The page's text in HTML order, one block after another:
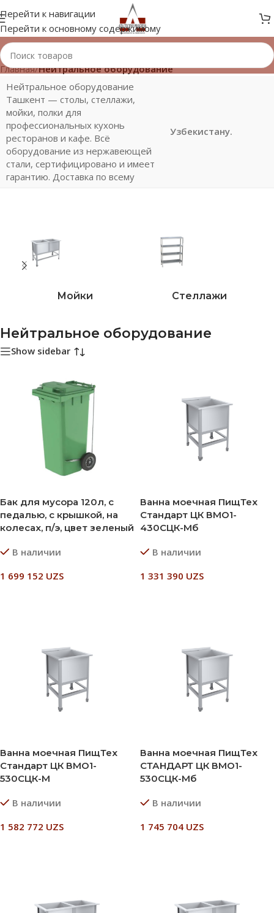
Перейти к навигации
Перейти к основному содержимому
Главная/Нейтральное оборудование
Нейтральное оборудование
Ташкент — столы, стеллажи,
мойки, полки для
профессиональных кухонь
ресторанов и кафе. Всё
оборудование из нержавеющей
стали, сертифицировано и имеет
гарантию. Доставка по всему
Узбекистану.
Мойки Стеллажи
Нейтральное оборудование
Show sidebar
Бак для мусора 120л, с
педалью, с крышкой, на
колесах, п/э, цвет зеленый
В наличии
1 699 152 UZS
Ванна моечная ПищТех
Стандарт ЦК ВМО1-
430СЦК-Мб
В наличии
1 331 390 UZS
Ванна моечная ПищТех
Стандарт ЦК ВМО1-
530СЦК-М
В наличии
1 582 772 UZS
Ванна моечная ПищТех
СТАНДАРТ ЦК ВМО1-
530СЦК-Мб
В наличии
1 745 704 UZS